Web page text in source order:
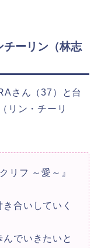
ーリン（林志
さん （37）と台
（ リン・チーリ
リフ ～愛～』
合いしていく
でいきたいと